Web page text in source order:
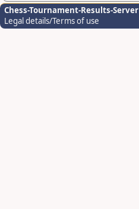
Chess-Tournament-Results-Server
Legal details/Terms of use